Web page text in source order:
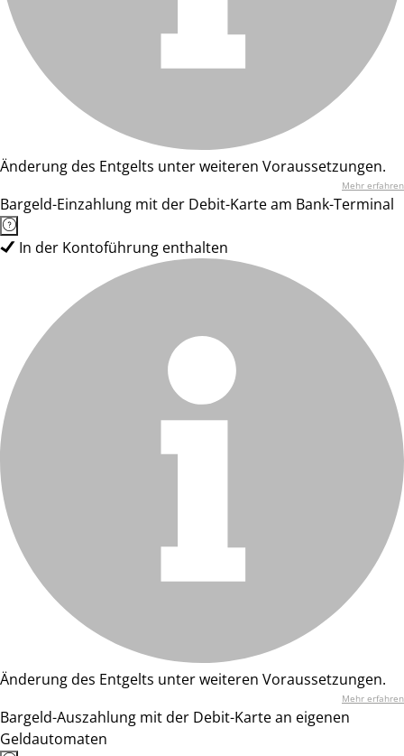
Änderung des Entgelts unter weiteren Voraussetzungen.
Mehr erfahren
Bargeld-Einzahlung mit der Debit-Karte am Bank-Terminal
In der Kontoführung enthalten
Änderung des Entgelts unter weiteren Voraussetzungen.
Mehr erfahren
Bargeld-Auszahlung mit der Debit-Karte an eigenen
Geldautomaten